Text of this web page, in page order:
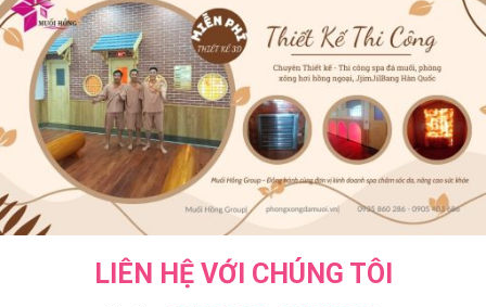
Group
Muối
Hồng
Group
Onsen
–
Muối
Hồng
Group
LIÊN HỆ VỚI CHÚNG TÔI